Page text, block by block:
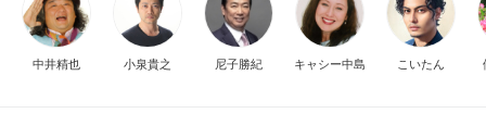
中井精也 小泉貴之 尼子勝紀 キャシー中島 こいたん